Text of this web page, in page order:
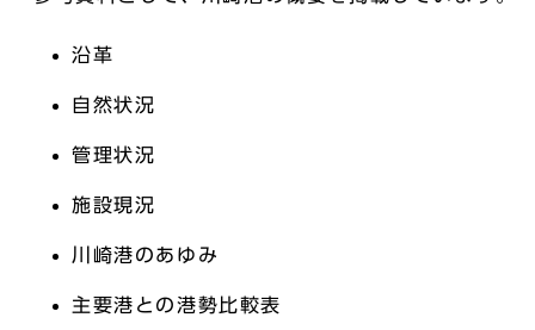
沿革
自然状況
管理状況
施設現況
川崎港のあゆみ
主要港との港勢比較表